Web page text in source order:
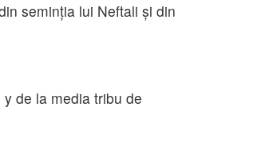
seminţia lui Neftali şi din
de la media tribu de